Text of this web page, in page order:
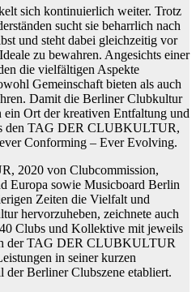
sich kontinuierlich weiter. Trotz
sucht sie beharrlich nach
und steht dabei gleichzeitig vor
zu bewahren. Angesichts einer
die vielfältigen Aspekte
Gemeinschaft bieten als auch
Damit die Berliner Clubkultur
ein Ort der kreativen Entfaltung und
den TAG DER CLUBKULTUR,
Conforming – Ever Evolving.
2020 von Clubcommission,
Europa sowie Musicboard Berlin
Zeiten die Vielfalt und
hervorzuheben, zeichnete auch
Clubs und Kollektive mit jeweils
der TAG DER CLUBKULTUR
in seiner kurzen
der Berliner Clubszene etabliert.